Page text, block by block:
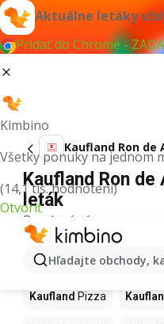
Aktuálne letáky
Pridať do Chrome -
Kimbino
Všetky ponuky na jednom
(14,1 tis. hodnotení)
Otvoriť
Hľadajte obchody,
Kaufland Ron de
Kaufland Ron
leták
Pre daný výraz sme
Ďalšie produkty
Kaufland
Kaufland Pizza